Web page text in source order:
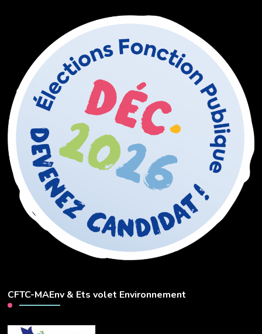
CFTC-MAEnv & Ets volet Environnement